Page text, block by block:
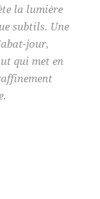
la lumière
subtils. Une
jour,
qui met en